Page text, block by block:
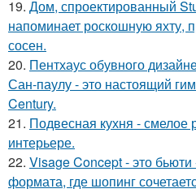
19. Дом, спроектированный
напоминает роскошную яхту,
сосен.
20. Пентхаус обувного
Сан-паулу - это настоящий
Century.
21. Подвесная кухня -
интерьере.
22. Visage Concept - это бьюти
формата, где шопинг